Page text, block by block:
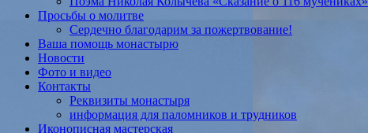
Просьбы о молитве
Сердечно благодарим за пожертвование!
Ваша помощь монастырю
Новости
Фото и видео
Контакты
Реквизиты монастыря
информация для паломников и трудников
Иконописная мастерская